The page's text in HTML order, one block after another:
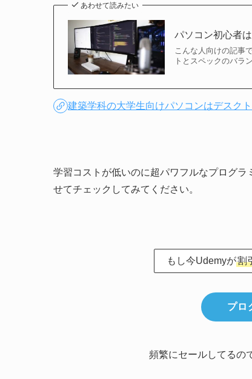
あわせて読みたい
パソコン初心者
こんな人向けの記事
トとスペックのバラ
建築学科の大学生向けパソコンはデスク
学習コストが低いのに超パワフルなプログ
せてチェックしてみてください。
もし今Udemyが割
プロ
頻繁にセールしてるの